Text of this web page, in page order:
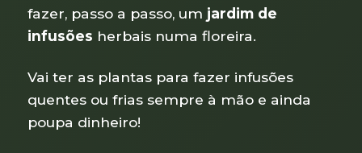
fazer, passo a passo, um jardim de
infusões herbais numa floreira.
Vai ter as plantas para fazer infusões
quentes ou frias sempre à mão e ainda
poupa dinheiro!